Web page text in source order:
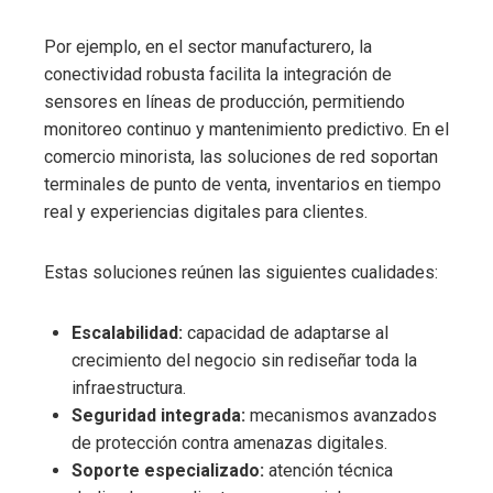
Por ejemplo, en el sector manufacturero, la
conectividad robusta facilita la integración de
sensores en líneas de producción, permitiendo
monitoreo continuo y mantenimiento predictivo. En el
comercio minorista, las soluciones de red soportan
terminales de punto de venta, inventarios en tiempo
real y experiencias digitales para clientes.
Estas soluciones reúnen las siguientes cualidades:
Escalabilidad: capacidad de adaptarse al
crecimiento del negocio sin rediseñar toda la
infraestructura.
Seguridad integrada: mecanismos avanzados
de protección contra amenazas digitales.
Soporte especializado: atención técnica